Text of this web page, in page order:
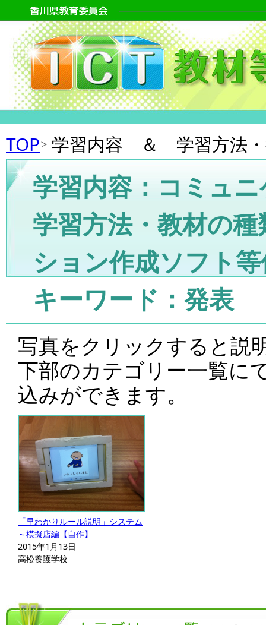
TOP 学習内容 ＆ 学習方法
学習内容：コミュ
学習方法・教材の
ション作成ソフト
キーワード：発表
写真をクリックすると説
下部のカテゴリー一覧に
込みができます。
「早わかりルール説明」システム
～模擬店編【自作】
2015年1月13日
高松養護学校